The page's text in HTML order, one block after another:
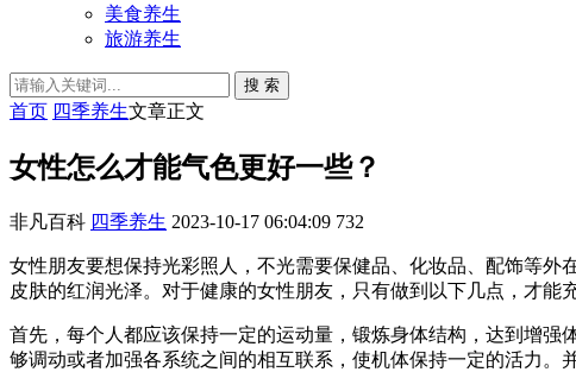
美食养生
旅游养生
搜 索
首页 四季养生文章正文
女性怎么才能气色更好一些？
非凡百科 四季养生 2023-10-17 06:04:09 732
女性朋友要想保持光彩照人，不光需要保健品、化妆品、配饰等
皮肤的红润光泽。对于健康的女性朋友，只有做到以下几点，才能
首先，每个人都应该保持一定的运动量，锻炼身体结构，达到增
够调动或者加强各系统之间的相互联系，使机体保持一定的活力